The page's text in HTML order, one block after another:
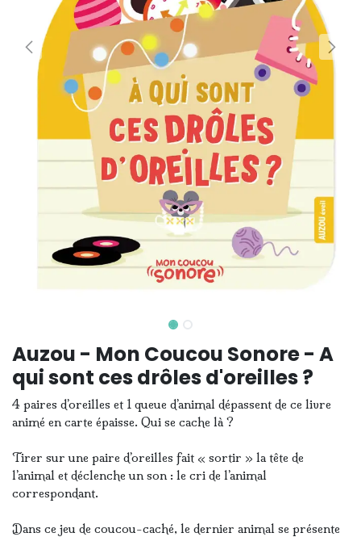
Auzou - Mon Coucou Sonore - A
qui sont ces drôles d'oreilles ?
4 paires d’oreilles et 1 queue d’animal dépassent de ce livre
animé en carte épaisse. Qui se cache là ?
Tirer sur une paire d’oreilles fait « sortir » la tête de
l’animal et déclenche un son : le cri de l’animal
correspondant.
Dans ce jeu de coucou-caché, le dernier animal se présente